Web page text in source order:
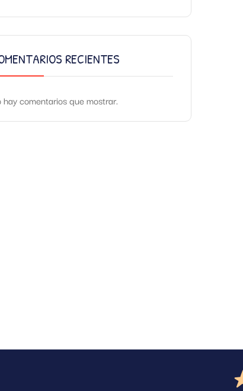
RECIENTES
hay comentarios que mostrar.